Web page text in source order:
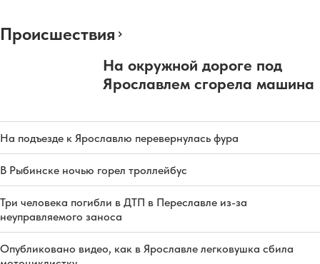
Происшествия
На окружной дороге под
Ярославлем сгорела машина
На подъезде к Ярославлю перевернулась фура
В Рыбинске ночью горел троллейбус
Три человека погибли в ДТП в Переславле из-за
неуправляемого заноса
Опубликовано видео, как в Ярославле легковушка сбила